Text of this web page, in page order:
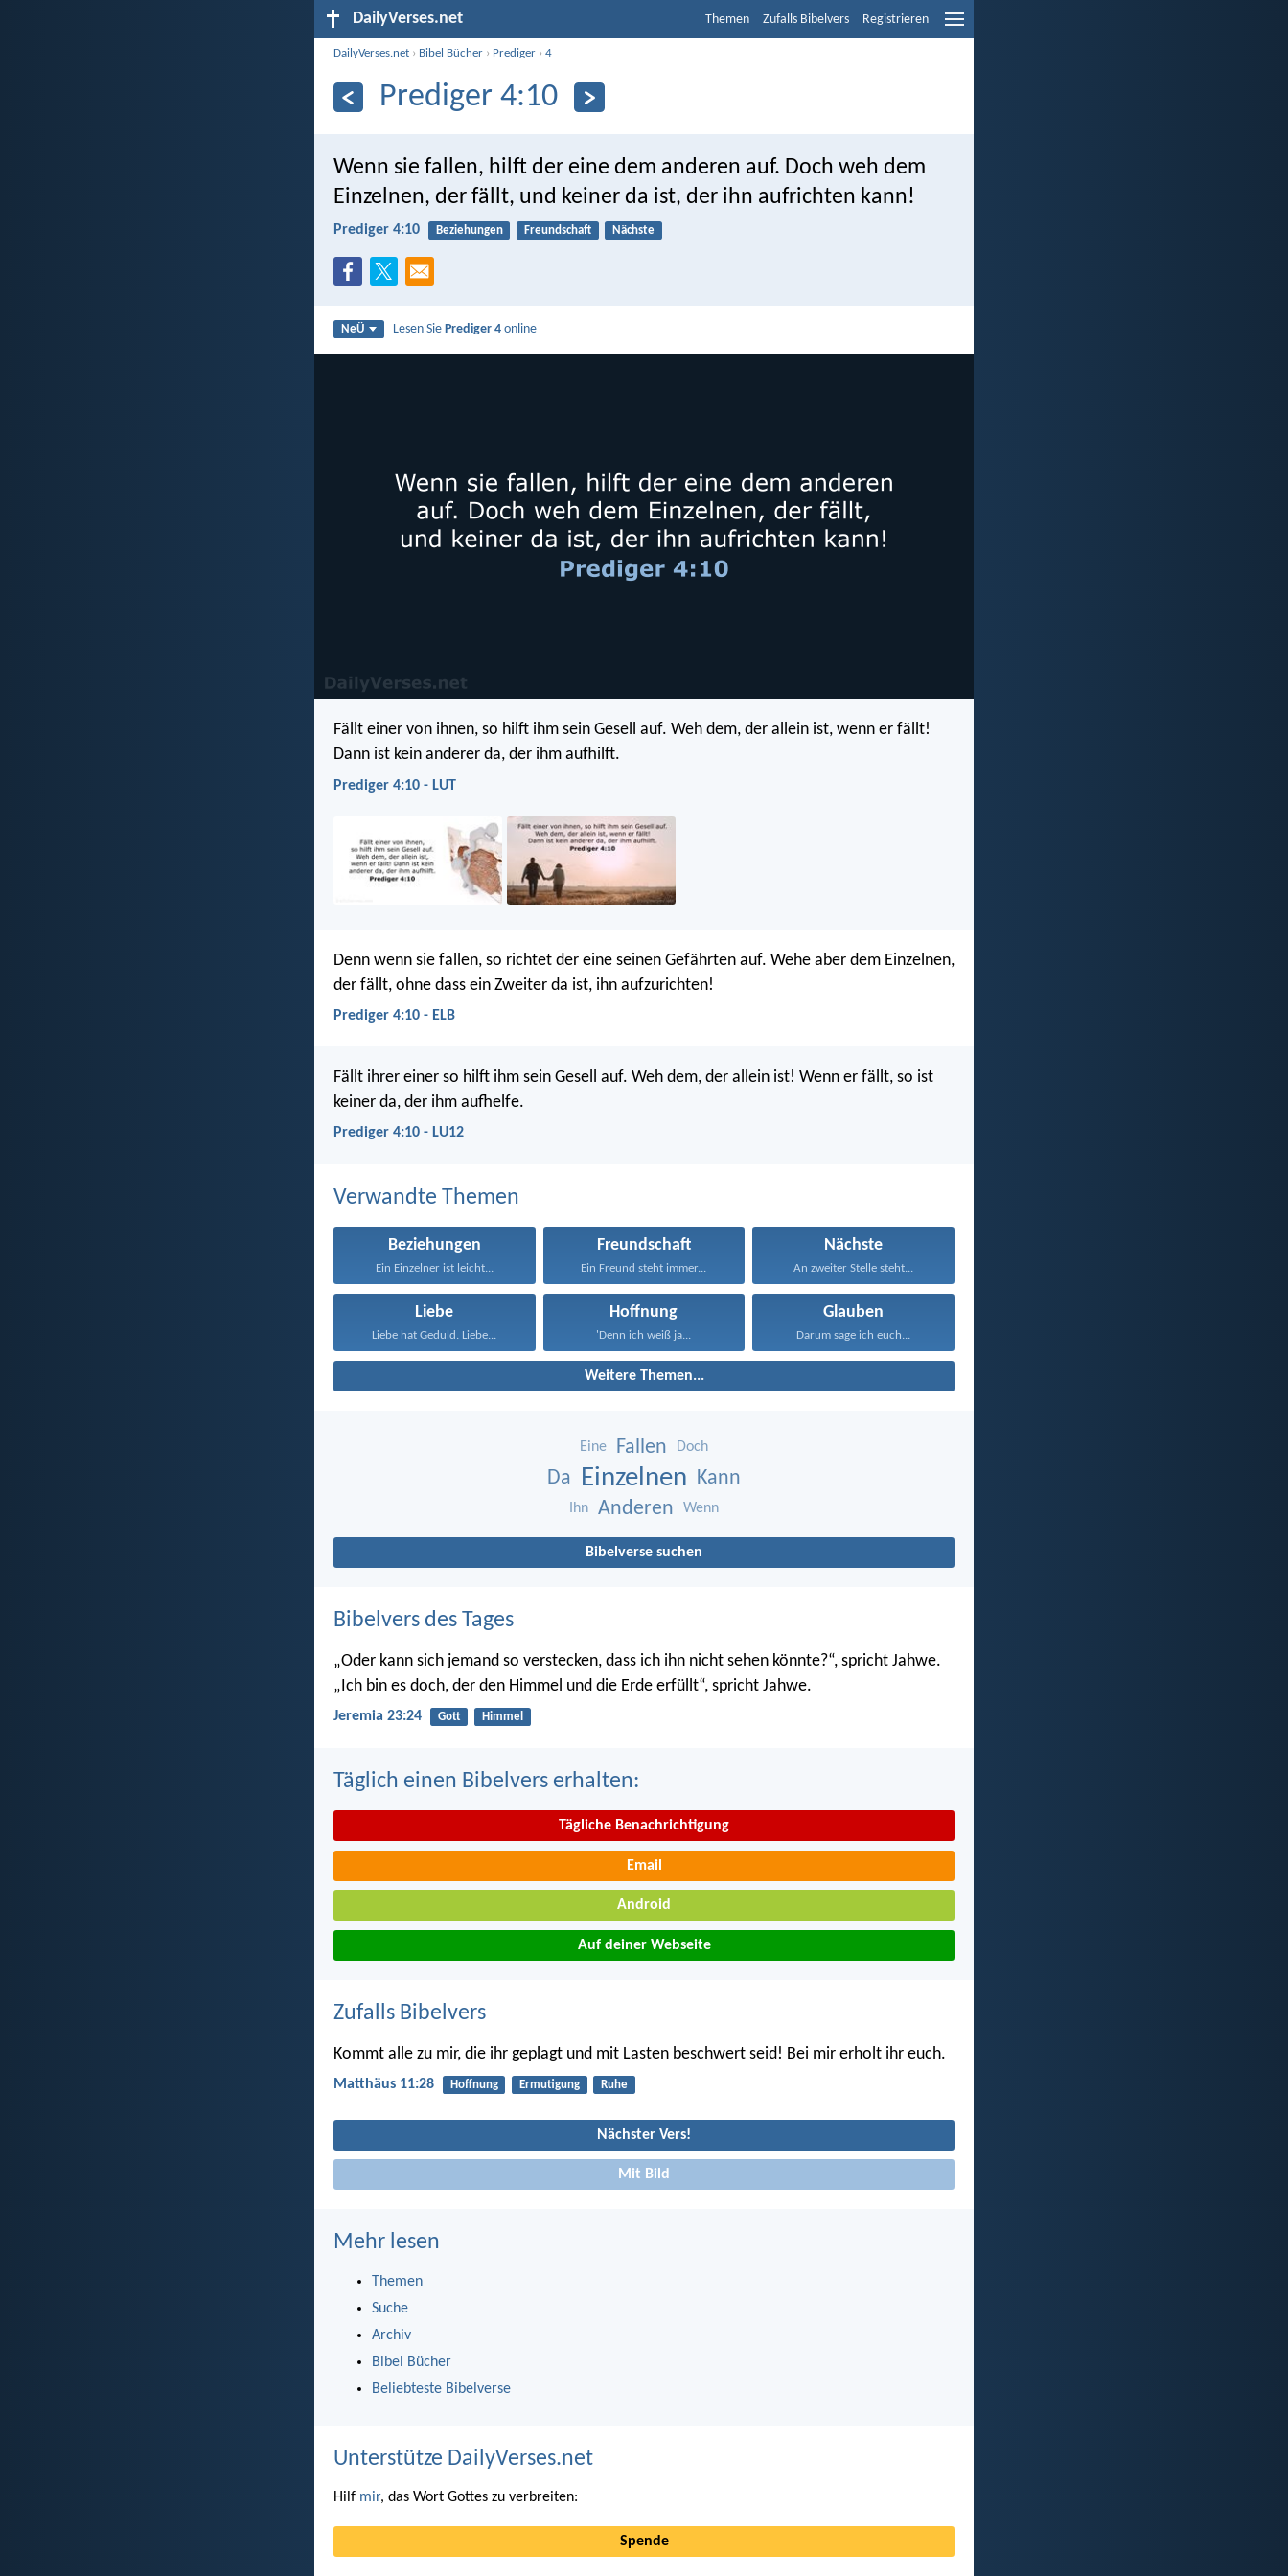
DailyVerses.net Themen Zufalls Bibelvers Registrieren
DailyVerses.net › Bibel Bücher › Prediger ›4
Prediger 4:10
Wenn sie fallen, hilft der eine dem anderen auf. Doch weh dem
Einzelnen, der fällt, und keiner da ist, der ihn aufrichten kann!
Prediger 4:10 Beziehungen Freundschaft Nächste
NeÜ Lesen SiePrediger 4 online
Fällt einer von ihnen, so hilft ihm sein Gesell auf. Weh dem, der allein ist, wenn er fällt!
Dann ist kein anderer da, der ihm aufhilft.
Prediger 4:10 - LUT
Denn wenn sie fallen, so richtet der eine seinen Gefährten auf. Wehe aber dem Einzelnen,
der fällt, ohne dass ein Zweiter da ist, ihn aufzurichten!
Prediger 4:10 - ELB
Fällt ihrer einer so hilft ihm sein Gesell auf. Weh dem, der allein ist! Wenn er fällt, so ist
keiner da, der ihm aufhelfe.
Prediger 4:10 - LU12
Verwandte Themen
Beziehungen
Ein Einzelner ist leicht...
Freundschaft
Ein Freund steht immer...
Nächste
An zweiter Stelle steht...
Liebe
Liebe hat Geduld. Liebe...
Hoffnung
'Denn ich weiß ja...
Glauben
Darum sage ich euch...
Weitere Themen...
Eine Fallen Doch
Da Einzelnen Kann
Ihn Anderen Wenn
Bibelverse suchen
Bibelvers des Tages
„Oder kann sich jemand so verstecken, dass ich ihn nicht sehen könnte?“, spricht Jahwe.
„Ich bin es doch, der den Himmel und die Erde erfüllt“, spricht Jahwe.
Jeremia 23:24 Gott Himmel
Täglich einen Bibelvers erhalten:
Tägliche Benachrichtigung
Email
Android
Auf deiner Webseite
Zufalls Bibelvers
Kommt alle zu mir, die ihr geplagt und mit Lasten beschwert seid! Bei mir erholt ihr euch.
Matthäus 11:28 Hoffnung Ermutigung Ruhe
Nächster Vers!
Mit Bild
Mehr lesen
Themen
Suche
Archiv
Bibel Bücher
Beliebteste Bibelverse
Unterstütze DailyVerses.net
Hilf mir, das Wort Gottes zu verbreiten:
Spende